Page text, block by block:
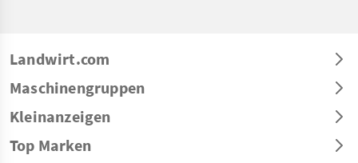
Landwirt.com
Maschinengruppen
Kleinanzeigen
Top Marken